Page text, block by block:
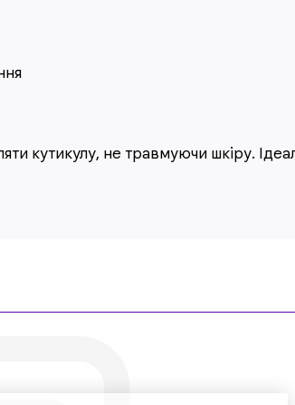
кутикулу, не травмуючи шкіру.